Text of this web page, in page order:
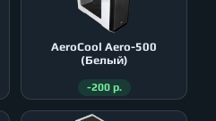
AeroСool Aero-500
(Белый)
-200 р.